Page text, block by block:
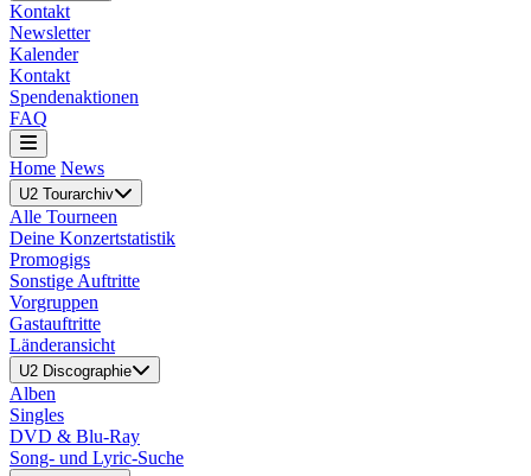
Kontakt
Newsletter
Kalender
Kontakt
Spendenaktionen
FAQ
Home News
U2 Tourarchiv
Alle Tourneen
Deine Konzertstatistik
Promogigs
Sonstige Auftritte
Vorgruppen
Gastauftritte
Länderansicht
U2 Discographie
Alben
Singles
DVD & Blu-Ray
Song- und Lyric-Suche